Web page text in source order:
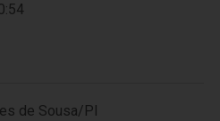
de Sousa/PI